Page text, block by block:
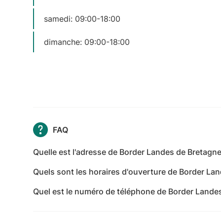
samedi: 09:00-18:00
dimanche: 09:00-18:00
FAQ
Quelle est l'adresse de Border Landes de
Quels sont les horaires d'ouverture de Border
Fermé - mercredi: 09:00-18:00 - jeudi: 09:00-
Quel est le numéro de téléphone de Border